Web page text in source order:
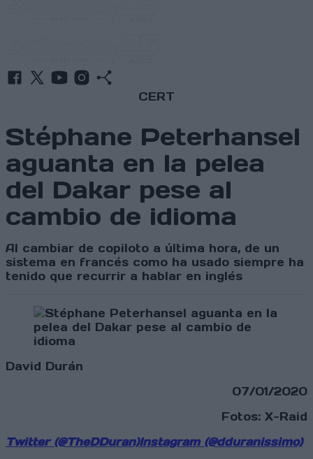
CERT
Stéphane Peterhansel
aguanta en la pelea
del Dakar pese al
cambio de idioma
Al cambiar de copiloto a última hora, de un
sistema en francés como ha usado siempre ha
tenido que recurrir a hablar en inglés
David Durán
07/01/2020
Fotos: X-Raid
Twitter (@TheDDuran)Instagram (@dduranissimo)